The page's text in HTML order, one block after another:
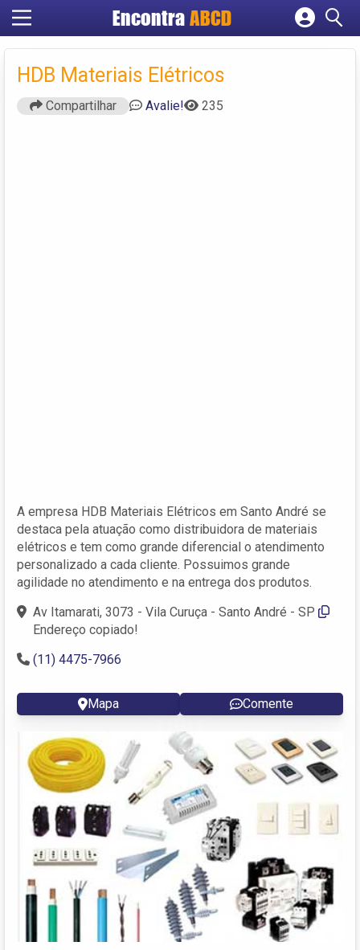
EncontraABCD
Cadastrar empresa
Criar conta
HDB Materiais Elétricos
Compartilhar Avalie! 235
A empresa HDB Materiais Elétricos em Santo André se
destaca pela atuação como distribuidora de materiais
elétricos e tem como grande diferencial o atendimento
personalizado a cada cliente. Possuimos grande
agilidade no atendimento e na entrega dos produtos.
Av Itamarati, 3073 - Vila Curuça - Santo André - SP
Endereço copiado!
(11) 4475-7966
Mapa Comente